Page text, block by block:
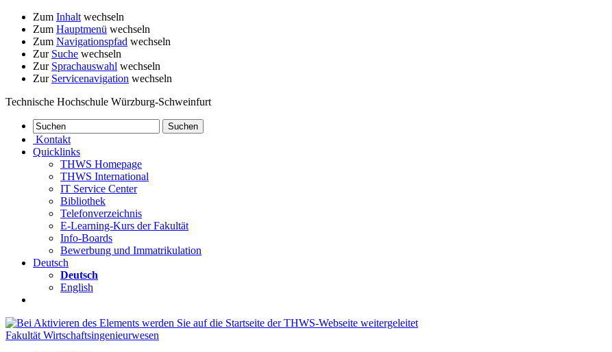
Zum Inhalt wechseln
Zum Hauptmenü wechseln
Zum Navigationspfad wechseln
Zur Suche wechseln
Zur Sprachauswahl wechseln
Zur Servicenavigation wechseln
Technische Hochschule Würzburg-Schweinfurt
Kontakt
Quicklinks
THWS Homepage
THWS International
IT Service Center
Bibliothek
Telefonverzeichnis
E-Learning-Kurs der Fakultät
Info-Boards
Bewerbung und Immatrikulation
Deutsch
Deutsch
English
Fakultät Wirtschaftsingenieurwesen